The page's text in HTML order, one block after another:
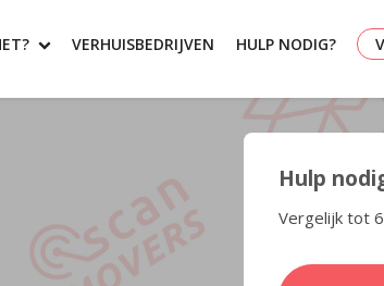
VERHUISBEDRIJVEN HULP NODIG?
Hulp
Vergelijk tot